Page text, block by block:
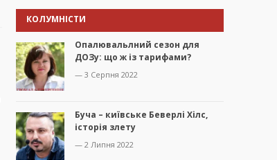
КОЛУМНІСТИ
Опалювальлний сезон для
ДОЗу: що ж із тарифами?
— 3 Серпня 2022
Буча – київське Беверлі Хілс,
історія злету
— 2 Липня 2022